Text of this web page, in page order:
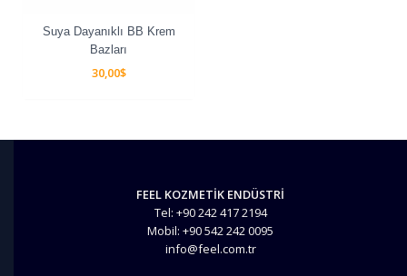
Suya Dayanıklı BB Krem
Bazları
30,00$
FEEL KOZMETİK ENDÜSTRİ
Tel: +90 242 417 2194
Mobil: +90 542 242 0095
info@feel.com.tr